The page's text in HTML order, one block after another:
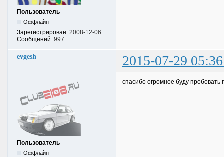
Пользователь
Оффлайн
Зарегистрирован: 2008-12-06
Сообщений: 997
evgesh 2015-07-29
Пользователь
Оффлайн
спасибо огромное буду пробовать